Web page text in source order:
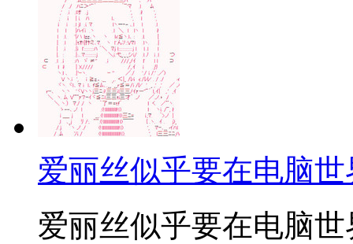
爱丽丝似乎要在电脑
爱丽丝似乎要在电脑世